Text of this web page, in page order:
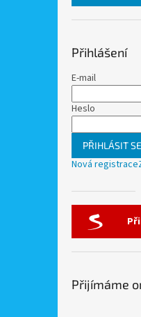
Přihlášení
E-mail
Heslo
PŘIHLÁSIT SE
Nová registrace
Přijímáme